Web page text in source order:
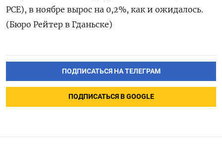
‍PCE), ‍в ноябре вырос на ‍0,2%, как и ожидалось.
(⁠Бюро Рейтер в Гданьске)
ПОДПИСАТЬСЯ НА ТЕЛЕГРАМ
ПОДПИСАТЬСЯ В GOOGLE